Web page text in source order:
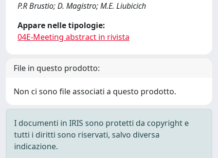
P.R Brustio; D. Magistro; M.E. Liubicich
Appare nelle tipologie:
04E-Meeting abstract in rivista
File in questo prodotto:
Non ci sono file associati a questo prodotto.
I documenti in IRIS sono protetti da copyright e
tutti i diritti sono riservati, salvo diversa
indicazione.